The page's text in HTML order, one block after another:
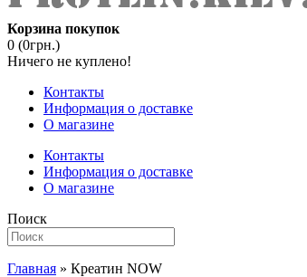
Корзина покупок
0 (0грн.)
Ничего не куплено!
Контакты
Информация о доставке
О магазине
Контакты
Информация о доставке
О магазине
Поиск
Главная » Креатин NOW